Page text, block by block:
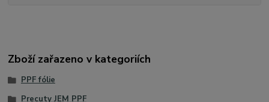
Zboží zařazeno v kategoriích
PPF fólie
Precuty JEM PPF